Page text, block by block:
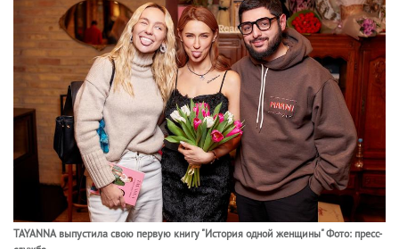
TAYANNA выпустила свою первую книгу "История одной женщины" Фото: пресс-